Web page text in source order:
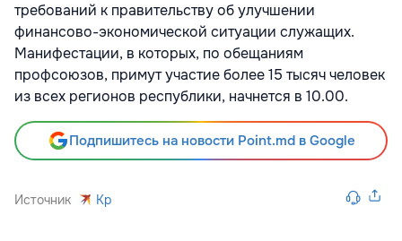
требований к правительству об улучшении
финансово-экономической ситуации служащих.
Манифестации, в которых, по обещаниям
профсоюзов, примут участие более 15 тысяч человек
из всех регионов республики, начнется в 10.00.
Подпишитесь на новости Point.md в Google
Источник Kp